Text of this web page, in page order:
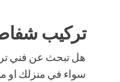
تركيب
هل تبحث عن فني
سواء في منزلك او